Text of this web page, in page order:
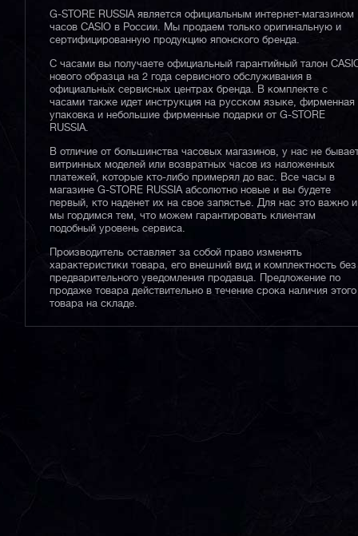
G-STORE RUSSIA является официальным интернет-магазином
часов CASIO в России. Мы продаем только оригинальную и
сертифицированную продукцию японского бренда.
С часами вы получаете официальный гарантийный талон
нового образца на 2 года сервисного обслуживания в
официальных сервисных центрах бренда. В комплекте с
часами также идет инструкция на русском языке, фирменная
упаковка и небольшие фирменные подарки от G-STORE
RUSSIA.
В отличие от большинства часовых магазинов, у нас не
витринных моделей или возвратных часов из наложенных
платежей, которые кто-либо примерял до вас. Все часы в
магазине G-STORE RUSSIA абсолютно новые и вы будете
первый, кто наденет их на свое запястье. Для нас это важно и
мы гордимся тем, что можем гарантировать клиентам
подобный уровень сервиса.
Производитель оставляет за собой право изменять
характеристики товара, его внешний вид и комплектность без
предварительного уведомления продавца. Предложение по
продаже товара действительно в течение срока наличия этого
товара на складе.